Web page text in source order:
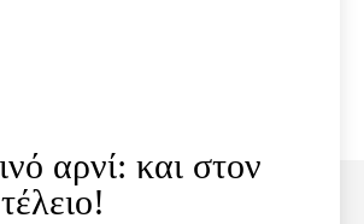
αρνί: και στον